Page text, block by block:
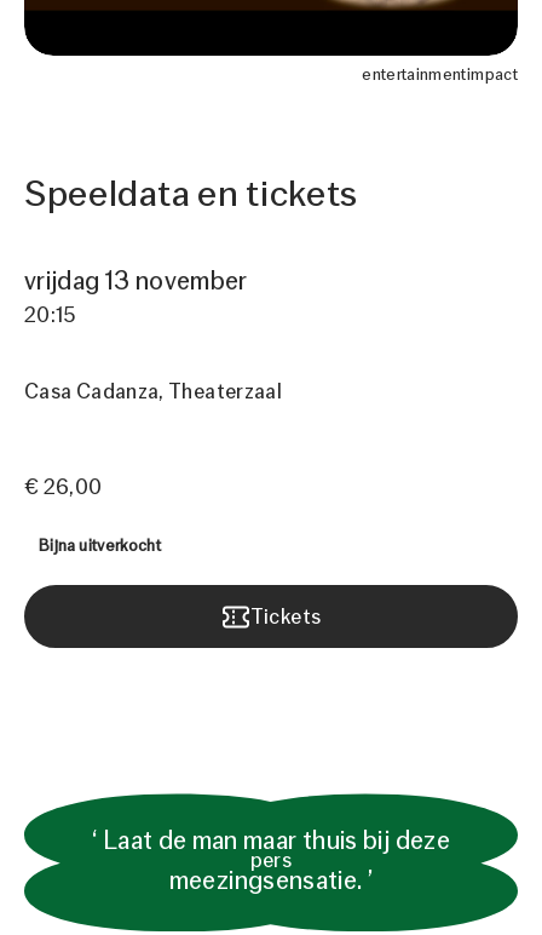
entertainmentimpact
Speeldata en tickets
vrijdag 13 november
20:15
Casa Cadanza Theaterzaal
€ 26,00
Bijna uitverkocht
Tickets
Laat de man maar thuis bij deze
meezingsensatie.
pers